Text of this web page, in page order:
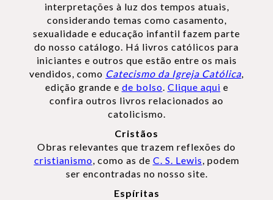
interpretações à luz dos tempos atuais,
considerando temas como casamento,
sexualidade e educação infantil fazem parte
do nosso catálogo. Há livros católicos para
iniciantes e outros que estão entre os mais
vendidos, como Catecismo da Igreja Católica,
edição grande e de bolso. Clique aqui e
confira outros livros relacionados ao
catolicismo.
Cristãos
Obras relevantes que trazem reflexões do
cristianismo, como as de C. S. Lewis, podem
ser encontradas no nosso site.
Espíritas